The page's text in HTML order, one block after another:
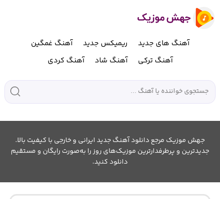
آهنگ های جدید ریمیکس جدید
آهنگ غمگین
آهنگ ترکی
آهنگ شاد آهنگ کردی
جهش موزیک مرجع دانلود آهنگ جدید ایرانی و خارجی با کیفیت بالا.
جدیدترین و پرطرفدارترین موزیک‌های روز را به‌صورت رایگان و مستقیم
دانلود کنید.